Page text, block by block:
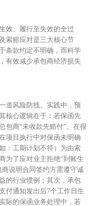
效、履行至失效的全过
索赔应对是三大核心节
条款约定不明确，而科学
有效减少承包商经济损失
道风险防线。实践中，预
核心逻辑在于：若保函先
包商“未收款先赔付”。在很
项目执行中对保函未明确
：工期计划不符）为由索
为了应对业主拒绝“到账生
说明合同签约方需遵守诚
的行业惯例；其次，承包
付通知发出后7个工作日生
际的保函业务处理中，若